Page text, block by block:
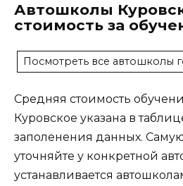
Автошколы
стоимость за
Посмотреть все автошколы
Средняя стоимость
Куровское указана в
заполенения данных.
уточняйте у конкретной
устанавливается